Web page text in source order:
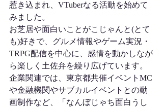
惹き込まれ、VTuberなる活動を始めて
みました。
お芝居や面白いことがこじゃんと(とて
も)好きで、グルメ情報やゲーム実況・
TRPG配信を中心に、感情を動かしなが
ら楽しく土佐弁を繰り広げています。
企業関連では、東京都共催イベントMC
や金融機関やサブカルイベントとの動
画制作など、「なんぼじゃち面白うし